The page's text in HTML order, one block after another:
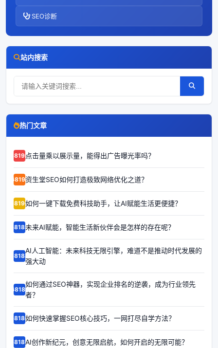
SEO诊断
站内搜索
热门文章
68192点击量乘以展示量，能得出广告曝光率吗？
68191资生堂SEO如何打造极致网络优化之道？
68190如何一键下载免费科技助手，让AI赋能生活更便捷？
68189未来AI赋能，智能生活新伙伴会是怎样的存在呢？
68188
AI人工智能：未来科技无限引擎，难道不是推动时代发展的
强大动
68187
如何通过SEO神器，实现企业排名的逆袭，成为行业领先
者？
68186如何快速掌握SEO核心技巧，一网打尽自学方法？
68185AI创作新纪元，创意无限启航，如何开启的无限可能？